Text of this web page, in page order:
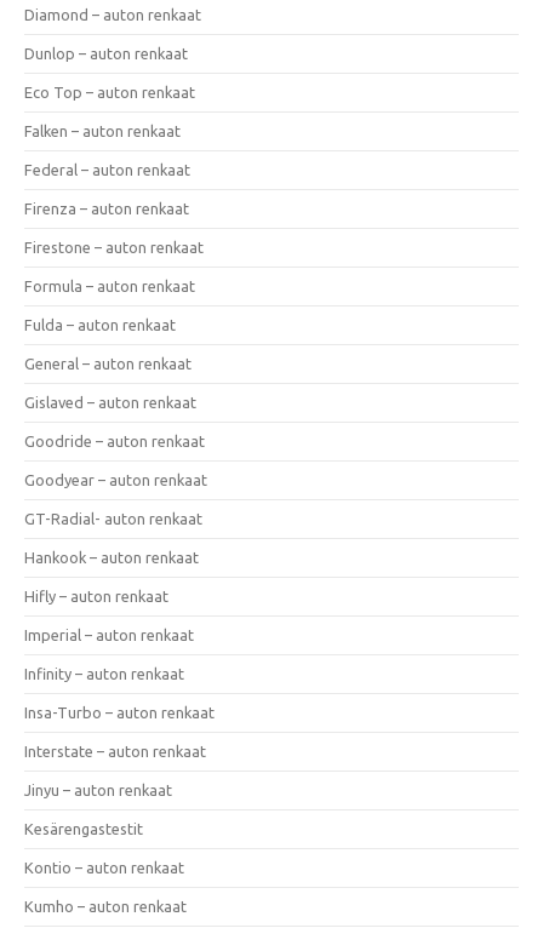
Diamond – auton renkaat
Dunlop – auton renkaat
Eco Top – auton renkaat
Falken – auton renkaat
Federal – auton renkaat
Firenza – auton renkaat
Firestone – auton renkaat
Formula – auton renkaat
Fulda – auton renkaat
General – auton renkaat
Gislaved – auton renkaat
Goodride – auton renkaat
Goodyear – auton renkaat
GT-Radial- auton renkaat
Hankook – auton renkaat
Hifly – auton renkaat
Imperial – auton renkaat
Infinity – auton renkaat
Insa-Turbo – auton renkaat
Interstate – auton renkaat
Jinyu – auton renkaat
Kesärengastestit
Kontio – auton renkaat
Kumho – auton renkaat